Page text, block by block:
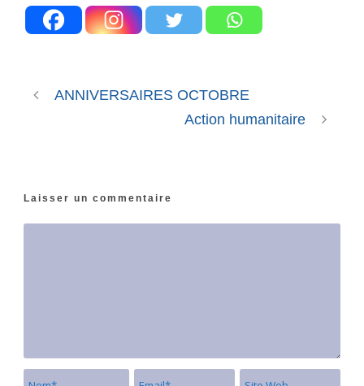
ANNIVERSAIRES OCTOBRE
Action humanitaire
Laisser un commentaire